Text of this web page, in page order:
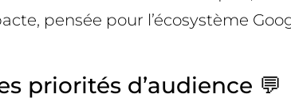
pensée pour l’écosystème
priorités d’audience 💬